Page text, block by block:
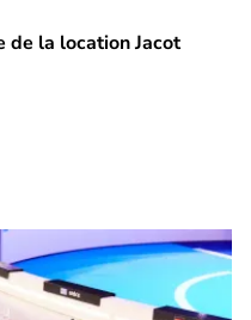
de la location Jacot